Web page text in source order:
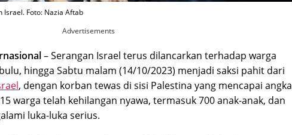
Israel. Foto: Nazia Aftab
Advertisements
– Serangan Israel terus dilancarkan terhadap warga
hingga Sabtu malam (14/10/2023) menjadi saksi pahit dari
, dengan korban tewas di sisi Palestina yang mencapai angka
warga telah kehilangan nyawa, termasuk 700 anak-anak, dan
luka-luka serius.